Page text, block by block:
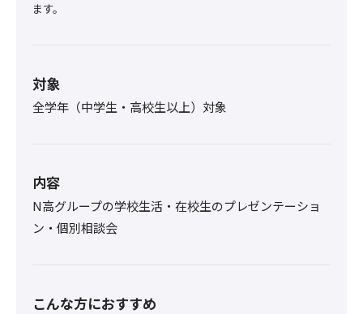
ます。
対象
全学年（中学生・高校生以上）対象
内容
N高グループの学校生活・在校生のプレゼンテーショ
ン・個別相談会
こんな方におすすめ